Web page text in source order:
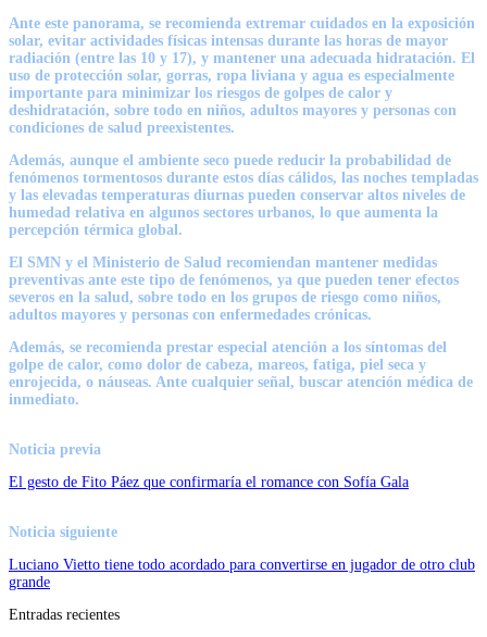
Ante este panorama, se recomienda extremar cuidados en la exposición
solar, evitar actividades físicas intensas durante las horas de mayor
radiación (entre las 10 y 17), y mantener una adecuada hidratación. El
uso de protección solar, gorras, ropa liviana y agua es especialmente
importante para minimizar los riesgos de golpes de calor y
deshidratación, sobre todo en niños, adultos mayores y personas con
condiciones de salud preexistentes.
Además, aunque el ambiente seco puede reducir la probabilidad de
fenómenos tormentosos durante estos días cálidos, las noches templadas
y las elevadas temperaturas diurnas pueden conservar altos niveles de
humedad relativa en algunos sectores urbanos, lo que aumenta la
percepción térmica global.
El SMN y el Ministerio de Salud recomiendan mantener medidas
preventivas ante este tipo de fenómenos, ya que pueden tener efectos
severos en la salud, sobre todo en los grupos de riesgo como niños,
adultos mayores y personas con enfermedades crónicas.
Además, se recomienda prestar especial atención a los síntomas del
golpe de calor, como dolor de cabeza, mareos, fatiga, piel seca y
enrojecida, o náuseas. Ante cualquier señal, buscar atención médica de
inmediato.
Noticia previa
El gesto de Fito Páez que confirmaría el romance con Sofía Gala
Noticia siguiente
Luciano Vietto tiene todo acordado para convertirse en jugador de otro club
grande
Entradas recientes